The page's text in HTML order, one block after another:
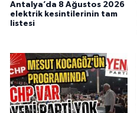
Antalya’da 8 Ağustos 2026
elektrik kesintilerinin tam
listesi